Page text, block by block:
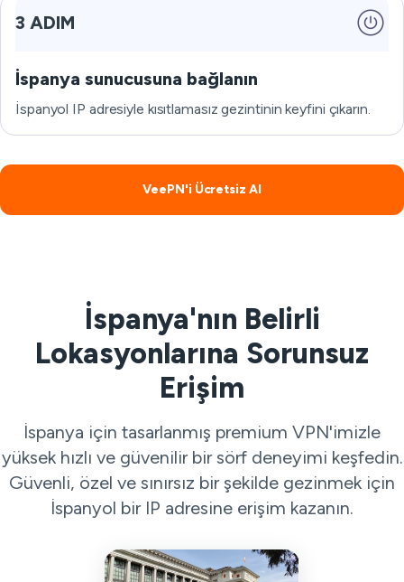
3 ADIM
İspanya sunucusuna bağlanın
İspanyol IP adresiyle kısıtlamasız gezintinin keyfini çıkarın.
VeePN'i Ücretsiz Al
İspanya'nın Belirli
Lokasyonlarına Sorunsuz
Erişim
İspanya için tasarlanmış premium VPN'imizle
yüksek hızlı ve güvenilir bir sörf deneyimi keşfedin.
Güvenli, özel ve sınırsız bir şekilde gezinmek için
İspanyol bir IP adresine erişim kazanın.